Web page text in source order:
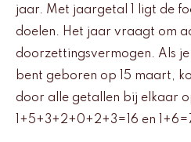
jaar. Met jaargetal 1 ligt de
doelen. Het jaar vraagt om
doorzettingsvermogen. Als
bent geboren op 15 maart,
door alle getallen bij elkaar
1+5+3+2+0+2+3=16 en